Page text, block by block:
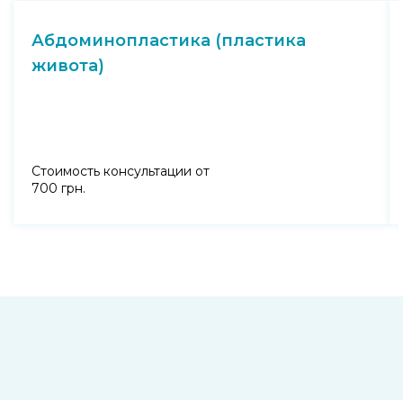
Абдоминопластика (пластика
живота)
Стоимость консультации от
700 грн.